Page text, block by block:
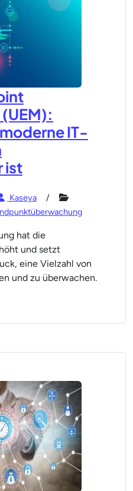
IT-
ist
Kaseya
hat die
und setzt
eine Vielzahl von
und zu überwachen.